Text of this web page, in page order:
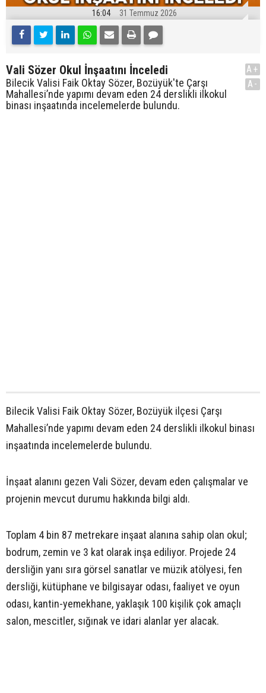
16:04 31 Temmuz 2026
Vali Sözer Okul İnşaatını İnceledi
Bilecik Valisi Faik Oktay Sözer, Bozüyük'te Çarşı
Mahallesi’nde yapımı devam eden 24 derslikli ilkokul
binası inşaatında incelemelerde bulundu.
A+
A-
Bilecik Valisi Faik Oktay Sözer, Bozüyük ilçesi Çarşı
Mahallesi’nde yapımı devam eden 24 derslikli ilkokul binası
inşaatında incelemelerde bulundu.
İnşaat alanını gezen Vali Sözer, devam eden çalışmalar ve
projenin mevcut durumu hakkında bilgi aldı.
Toplam 4 bin 87 metrekare inşaat alanına sahip olan okul;
bodrum, zemin ve 3 kat olarak inşa ediliyor. Projede 24
dersliğin yanı sıra görsel sanatlar ve müzik atölyesi, fen
dersliği, kütüphane ve bilgisayar odası, faaliyet ve oyun
odası, kantin-yemekhane, yaklaşık 100 kişilik çok amaçlı
salon, mescitler, sığınak ve idari alanlar yer alacak.